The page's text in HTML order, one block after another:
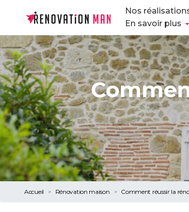
Nos
En savoir plus
Accueil Rénovation maison Comment réussir la